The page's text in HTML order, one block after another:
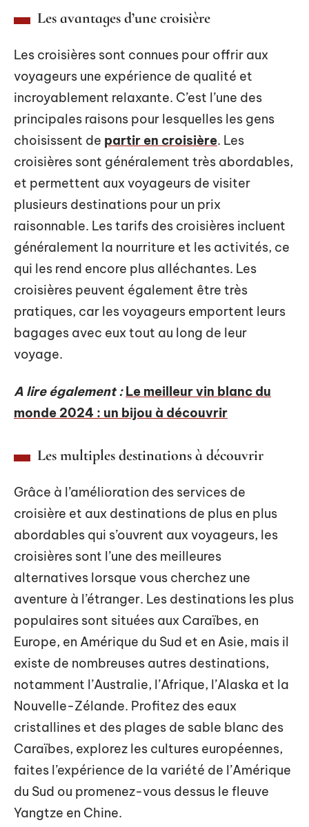
Les avantages d’une croisière
Les croisières sont connues pour offrir aux
voyageurs une expérience de qualité et
incroyablement relaxante. C’est l’une des
principales raisons pour lesquelles les gens
choisissent de partir en croisière. Les
croisières sont généralement très abordables,
et permettent aux voyageurs de visiter
plusieurs destinations pour un prix
raisonnable. Les tarifs des croisières incluent
généralement la nourriture et les activités, ce
qui les rend encore plus alléchantes. Les
croisières peuvent également être très
pratiques, car les voyageurs emportent leurs
bagages avec eux tout au long de leur
voyage.
A lire également : Le meilleur vin blanc du
monde 2024 : un bijou à découvrir
Les multiples destinations à découvrir
Grâce à l’amélioration des services de
croisière et aux destinations de plus en plus
abordables qui s’ouvrent aux voyageurs, les
croisières sont l’une des meilleures
alternatives lorsque vous cherchez une
aventure à l’étranger. Les destinations les plus
populaires sont situées aux Caraïbes, en
Europe, en Amérique du Sud et en Asie, mais il
existe de nombreuses autres destinations,
notamment l’Australie, l’Afrique, l’Alaska et la
Nouvelle-Zélande. Profitez des eaux
cristallines et des plages de sable blanc des
Caraïbes, explorez les cultures européennes,
faites l’expérience de la variété de l’Amérique
du Sud ou promenez-vous dessus le fleuve
Yangtze en Chine.